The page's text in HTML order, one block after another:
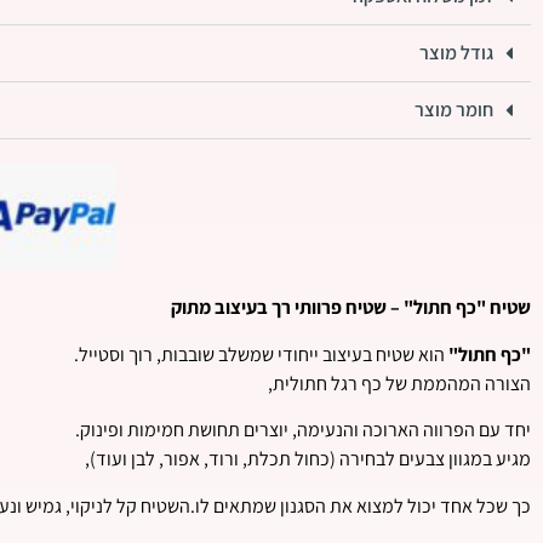
גודל מוצר
חומר מוצר
שטיח "כף חתול" – שטיח פרוותי רך בעיצוב מתוק
"כף חתול" הוא שטיח בעיצוב ייחודי שמשלב שובבות, רוך וסטייל.
הצורה המהממת של כף רגל חתולית,
יחד עם הפרווה הארוכה והנעימה, יוצרים תחושת חמימות ופינוק.
מגיע במגוון צבעים לבחירה (כחול תכלת, ורוד, אפור, לבן ועוד),
כך שכל אחד יכול למצוא את הסגנון שמתאים לו.השטיח קל לניקוי, גמיש